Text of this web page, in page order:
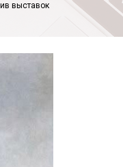
выставок